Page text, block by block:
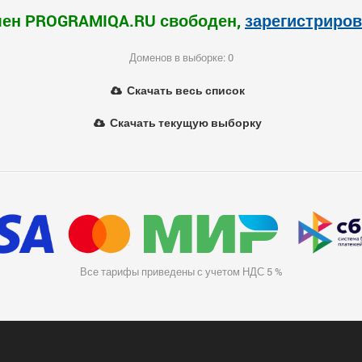
PROGRAMIQA.RU свободен,
Доменов в выборке: 0
Скачать весь список
Скачать текущую выборку
Все тарифы приведены с учетом НДС 5 %